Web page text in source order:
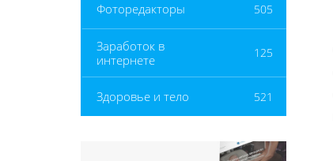
Фоторедакторы 505
Заработок в
интернете
125
Здоровье и тело 521